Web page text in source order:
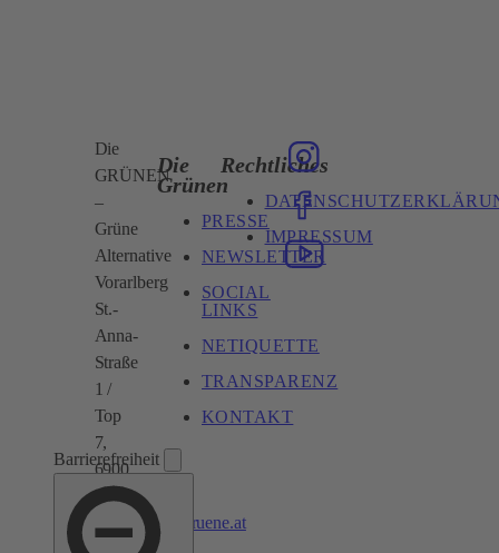
Barrierefreiheit
Die
GRÜNEN
–
Grüne
Alternative
Vorarlberg
St.-
Anna-
Straße
1 /
Top
7,
6900
Bregenz
vorarlberg@gruene.at
Die
Grünen
PRESSE
NEWSLETTER
SOCIAL
LINKS
NETIQUETTE
TRANSPARENZ
KONTAKT
Rechtliches
IMPRESSUM